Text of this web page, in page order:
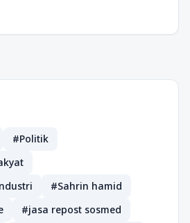
#Politik
#Sahrin hamid
#jasa repost sosmed